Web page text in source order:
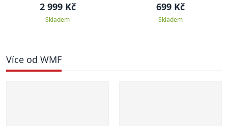
2 999 Kč
Skladem
699 Kč
Skladem
Více od WMF